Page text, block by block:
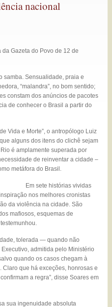
nacional
Gazeta do Povo de 12 de
samba. Sensualidade, praia e
“malandra”, no bom sentido;
constam dos anúncios de pacotes
de conhecer o Brasil a partir do
Vida e Morte”, o antropólogo Luiz
alguns dos itens do clichê sejam
é amplamente superada por
de reinventar a cidade –
metáfora do Brasil.
Em sete histórias vividas
nos melhores cronistas
da violência na cidade. São
mafiosos, esquemas de
tolerada — quando não
admitida pelo Ministério
quando os casos chegam à
que há exceções, honrosas e
a regra”, disse Soares em
sua ingenuidade absoluta